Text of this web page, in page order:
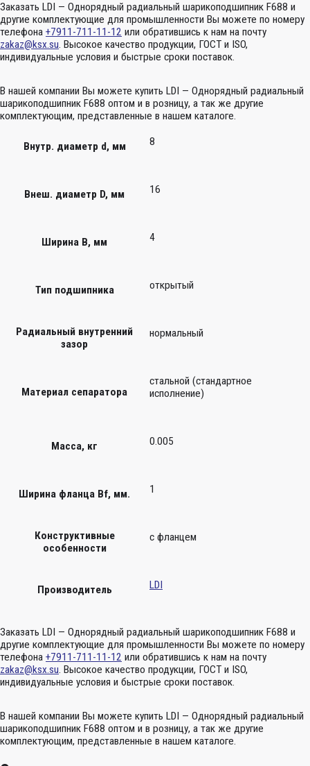
Заказать LDI — Однорядный радиальный шарикоподшипник F688 и
другие комплектующие для промышленности Вы можете по номеру
телефона +7911-711-11-12 или обратившись к нам на почту
zakaz@ksx.su. Высокое качество продукции, ГОСТ и ISO,
индивидуальные условия и быстрые сроки поставок.
В нашей компании Вы можете купить LDI — Однорядный радиальный
шарикоподшипник F688 оптом и в розницу, а так же другие
комплектующим, представленные в нашем каталоге.
Внутр. диаметр d, мм 8
Внеш. диаметр D, мм 16
Ширина B, мм 4
Тип подшипника открытый
Радиальный внутренний
зазор
нормальный
Материал сепаратора
стальной (стандартное
исполнение)
Масса, кг 0.005
Ширина фланца Bf, мм. 1
Конструктивные
особенности
с фланцем
Производитель LDI
Заказать LDI — Однорядный радиальный шарикоподшипник F688 и
другие комплектующие для промышленности Вы можете по номеру
телефона +7911-711-11-12 или обратившись к нам на почту
zakaz@ksx.su. Высокое качество продукции, ГОСТ и ISO,
индивидуальные условия и быстрые сроки поставок.
В нашей компании Вы можете купить LDI — Однорядный радиальный
шарикоподшипник F688 оптом и в розницу, а так же другие
комплектующим, представленные в нашем каталоге.